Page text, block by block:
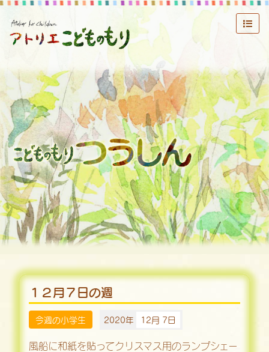
１２月７日の週
今週の小学生 2020年 12月 7日
風船に和紙を貼ってクリスマス用のランプシェー